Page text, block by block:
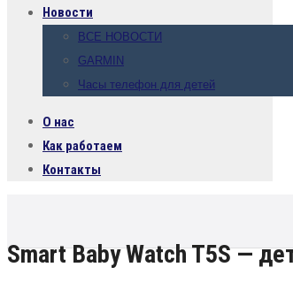
Новости
ВСЕ НОВОСТИ
GARMIN
Часы телефон для детей
О нас
Как работаем
Контакты
Smart Baby Watch T5S —